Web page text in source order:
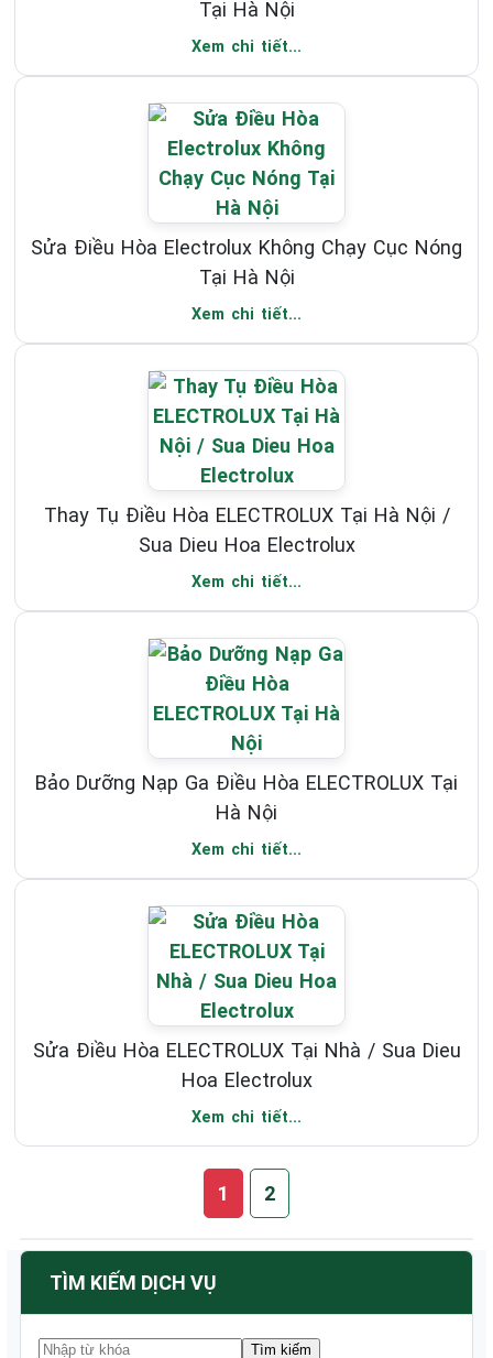
Tại Hà Nội
Xem chi tiết...
Sửa Điều Hòa Electrolux Không Chạy Cục Nóng
Tại Hà Nội
Xem chi tiết...
Thay Tụ Điều Hòa ELECTROLUX Tại Hà Nội /
Sua Dieu Hoa Electrolux
Xem chi tiết...
Bảo Dưỡng Nạp Ga Điều Hòa ELECTROLUX Tại
Hà Nội
Xem chi tiết...
Sửa Điều Hòa ELECTROLUX Tại Nhà / Sua Dieu
Hoa Electrolux
Xem chi tiết...
1 2
TÌM KIẾM DỊCH VỤ